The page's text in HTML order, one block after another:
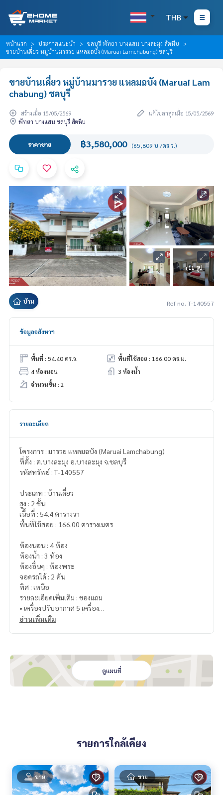
THB
หน้าแรก ประกาศแนะนำ
ชลบุรี พัทยา บางแสน บางละมุง สัตหีบ
ขายบ้านเดี่ยว หมู่บ้านมารวย แหลมฉบัง (Maruai Lamchabung) ชลบุรี
ขายบ้านเดี่ยว หมู่บ้านมารวย แหลมฉบัง (Maruai Lam
chabung) ชลบุรี
สร้างเมื่อ 15/05/2569
แก้ไขล่าสุดเมื่อ 15/05/2569
พัทยา บางแสน ชลบุรี สัตหีบ
ราคาขาย ฿3,580,000 (65,809 บ./ตร.ว.)
+11 รูป
บ้าน Ref no. T-140557
ข้อมูลอสังหาฯ
พื้นที่ : 54.40 ตร.ว.
พื้นที่ใช้สอย : 166.00 ตร.ม.
4 ห้องนอน
3 ห้องน้ำ
จำนวนชั้น : 2
รายละเอียด
โครงการ : มารวย แหลมฉบัง (Maruai Lamchabung)
ที่ตั้ง : ต.บางละมุง อ.บางละมุง จ.ชลบุรี
รหัสทรัพย์ : T-140557
ประเภท : บ้านเดี่ยว
สูง : 2 ชั้น
เนื้อที่ : 54.4 ตารางวา
พื้นที่ใช้สอย : 166.00 ตารางเมตร
ห้องนอน : 4 ห้อง
ห้องน้ำ : 3 ห้อง
ห้องอื่นๆ : ห้องพระ
จอดรถได้ : 2 คัน
ทิศ : เหนือ
รายละเอียดเพิ่มเติม : ของแถม
• เครื่องปรับอากาศ 5 เครื่อง
• เครื่องทำน้ำอุ่น 3 เครื่อง
• เครื่องใช้ไฟฟ้า
• ต่อเติมหลังคาด้านข้าง
จุดเด่นของโครงการ มารวย แหลมฉบัง
• อยู่ห่างมอเตอร์-เวย์กรุงเทพสายใหม่ เพียง 150 เมตร
* โครงการตั้งอยู่ทำเลดี การเดินทางสะดวกสบายใกล้ท่าเรือแหลมฉ
อ่านเพิ่มเติม
ดูแผนที่
รายการใกล้เคียง
ขาย ขาย